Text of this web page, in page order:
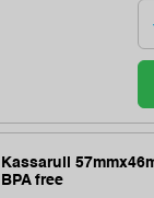
Kassarull
BPA free